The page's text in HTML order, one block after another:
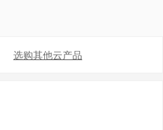
选购其他云产品